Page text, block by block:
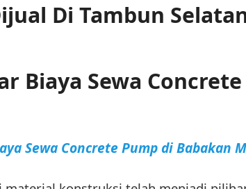
Di Tambun
Biaya Sewa
Sewa Concrete Pump di Babakan